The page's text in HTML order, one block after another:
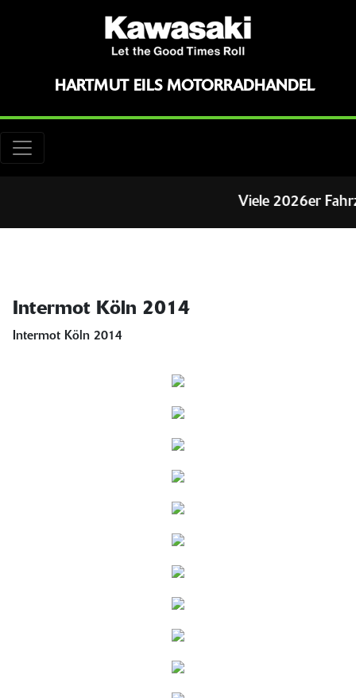
HARTMUT EILS MOTORRADHANDEL
Viele 2026er
Intermot Köln 2014
Intermot Köln 2014